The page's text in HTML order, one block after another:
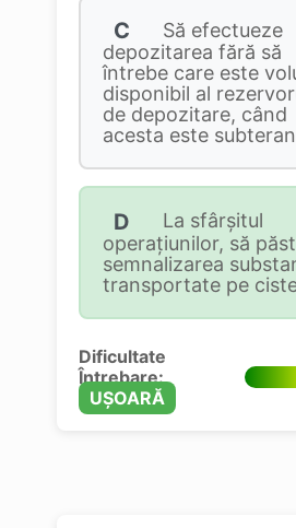
C
Să efectueze
depozitarea fără să
întrebe care este
disponibil al
de depozitare, când
acesta este
D
La sfârşitul
operaţiunilor, să
semnalizarea
transportate pe
Dificultate
Întrebare:
UȘOARĂ